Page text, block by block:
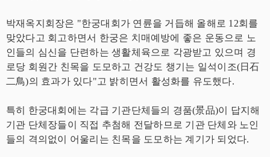
박재옥지회장은 "한궁대회가 연륜을 거듭해 올해로 12회를
맞았다고 회고하면서 한궁은 치매예방에 좋은 운동으로 노
인들의 심신을 단련하는 생활체육으로 각광받고 있으며 경
로당 회원간 친목을 도모하고 건강도 챙기는 일석이조(日石
二鳥)의 효과가 있다"고 밝히면서 활성화를 유도했다.
특히 한궁대회에는 각급 기관단체들의 경품(景品)이 답지해
기관 단체장들이 직접 추첨해 전달하므로 기관 단체와 노인
들의 격의없이 어울리는 친목을 도모하는 계기가 되었다.